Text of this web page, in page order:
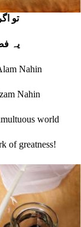
تو
یہ
Nahin
Nahin
world
of greatness!